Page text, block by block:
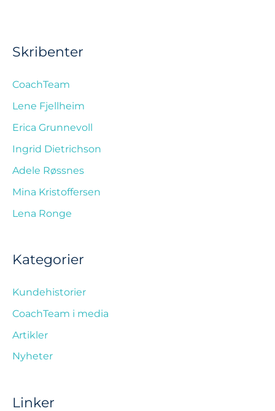
Skribenter
CoachTeam
Lene Fjellheim
Erica Grunnevoll
Ingrid Dietrichson
Adele Røssnes
Mina Kristoffersen
Lena Ronge
Kategorier
Kundehistorier
CoachTeam i media
Artikler
Nyheter
Linker